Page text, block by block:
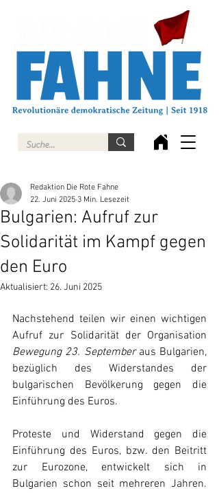
Bulgarien: Aufruf zur
Solidarität im Kampf gegen
den Euro
Redaktion Die Rote Fahne
22. Juni 2025 3 Min. Lesezeit
Aktualisiert: 26. Juni 2025
Nachstehend teilen wir einen wichtigen
Bewegung 23. September aus Bulgarien,
bezüglich des Widerstandes der
bulgarischen Bevölkerung gegen die
Einführung des Euros.
Proteste und Widerstand gegen die
Einführung des Euros, bzw. den Beitritt
zur Eurozone, entwickelt sich in
Bulgarien schon seit mehreren Jahren.